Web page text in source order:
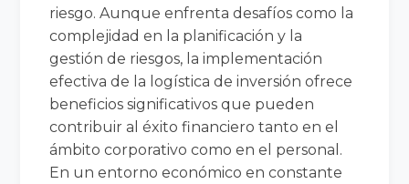
riesgo. Aunque enfrenta desafíos como la
complejidad en la planificación y la
gestión de riesgos, la implementación
efectiva de la logística de inversión ofrece
beneficios significativos que pueden
contribuir al éxito financiero tanto en el
ámbito corporativo como en el personal.
En un entorno económico en constante